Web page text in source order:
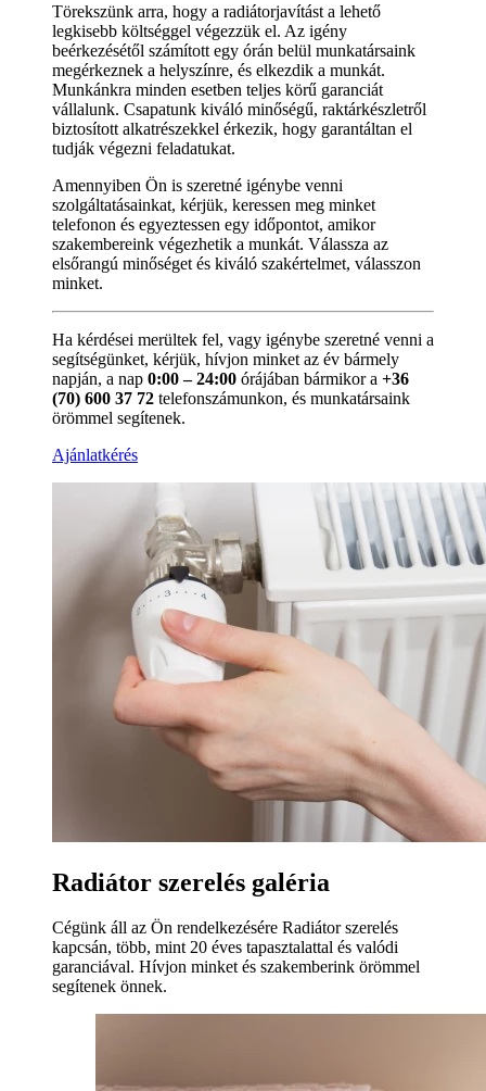
Törekszünk arra, hogy a radiátorjavítást a lehető
legkisebb költséggel végezzük el. Az igény
beérkezésétől számított egy órán belül munkatársaink
megérkeznek a helyszínre, és elkezdik a munkát.
Munkánkra minden esetben teljes körű garanciát
vállalunk. Csapatunk kiváló minőségű, raktárkészletről
biztosított alkatrészekkel érkezik, hogy garantáltan el
tudják végezni feladatukat.
Amennyiben Ön is szeretné igénybe venni
szolgáltatásainkat, kérjük, keressen meg minket
telefonon és egyeztessen egy időpontot, amikor
szakembereink végezhetik a munkát. Válassza az
elsőrangú minőséget és kiváló szakértelmet, válasszon
minket.
Ha kérdései merültek fel, vagy igénybe szeretné venni a
segítségünket, kérjük, hívjon minket az év bármely
napján, a nap 0:00 – 24:00 órájában bármikor a +36
(70) 600 37 72 telefonszámunkon, és munkatársaink
örömmel segítenek.
Ajánlatkérés
Radiátor szerelés galéria
Cégünk áll az Ön rendelkezésére Radiátor szerelés
kapcsán, több, mint 20 éves tapasztalattal és valódi
garanciával. Hívjon minket és szakemberink örömmel
segítenek önnek.